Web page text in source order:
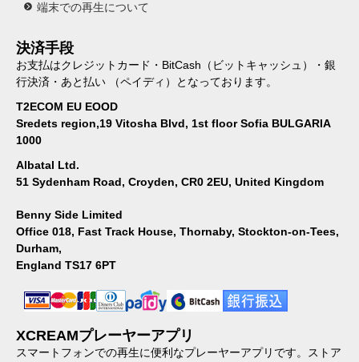
端末での再生について
決済手段
お支払はクレジットカード・BitCash（ビットキャッシュ）・銀
行決済・あと払い （ペイディ）となっております。
T2ECOM EU EOOD
Sredets region,19 Vitosha Blvd, 1st floor Sofia BULGARIA
1000
Albatal Ltd.
51 Sydenham Road, Croyden, CR0 2EU, United Kingdom
Benny Side Limited
Office 018, Fast Track House, Thornaby, Stockton-on-Tees,
Durham,
England TS17 6PT
XCREAMプレーヤーアプリ
スマートフォンでの再生に便利なプレーヤーアプリです。ストア